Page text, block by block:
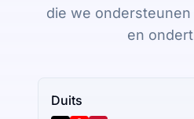
die we
en
Duits